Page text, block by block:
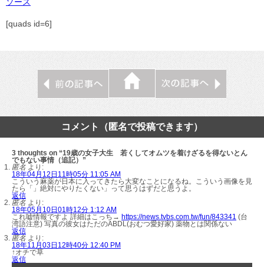
ソース
[quads id=6]
コメント（匿名で投稿できます）
3 thoughts on “19歳の女子大生 若くしてオムツを着けざるを得ないとん
でもない事情（追記）”
匿名 より:
18年04月12日11時05分 11:05 AM
こういう麻薬が日本に入ってきたら大変なことになるね。こういう画像を見
たら「」絶対にやりたくない」って思うはずだと思うよ。
返信
匿名 より:
18年05月10日01時12分 1:12 AM
これ嘘情報ですよ 詳細はこっち→ https://news.tvbs.com.tw/fun/843341 (台
湾語注意) 写真の彼女はただのABDL(おむつ愛好家) 薬物とは関係ない
返信
匿名 より:
18年11月03日12時40分 12:40 PM
↑オチで草
返信